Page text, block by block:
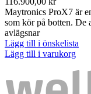
Maytronics ProX7 är
som kör på botten. De
avlägsnar
Lägg till i önskelista
Lägg till i varukorg